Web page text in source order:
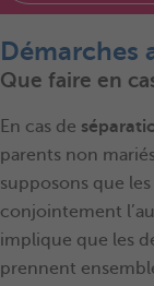
Démarches
Que faire en
En cas de
parents non
supposons que
conjointement
implique que les
prennent